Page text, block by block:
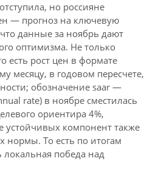
но россияне
— прогноз на ключевую
данные за ноябрь дают
оптимизма. Не только
есть рост цен в формате
месяцу, в годовом пересчете,
обозначение saar —
rate) в ноябре сместилась
ориентира 4%,
устойчивых компонент также
нормы. То есть по итогам
победа над